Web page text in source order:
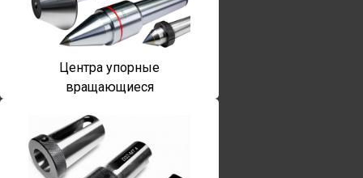
Центра упорные
вращающиеся